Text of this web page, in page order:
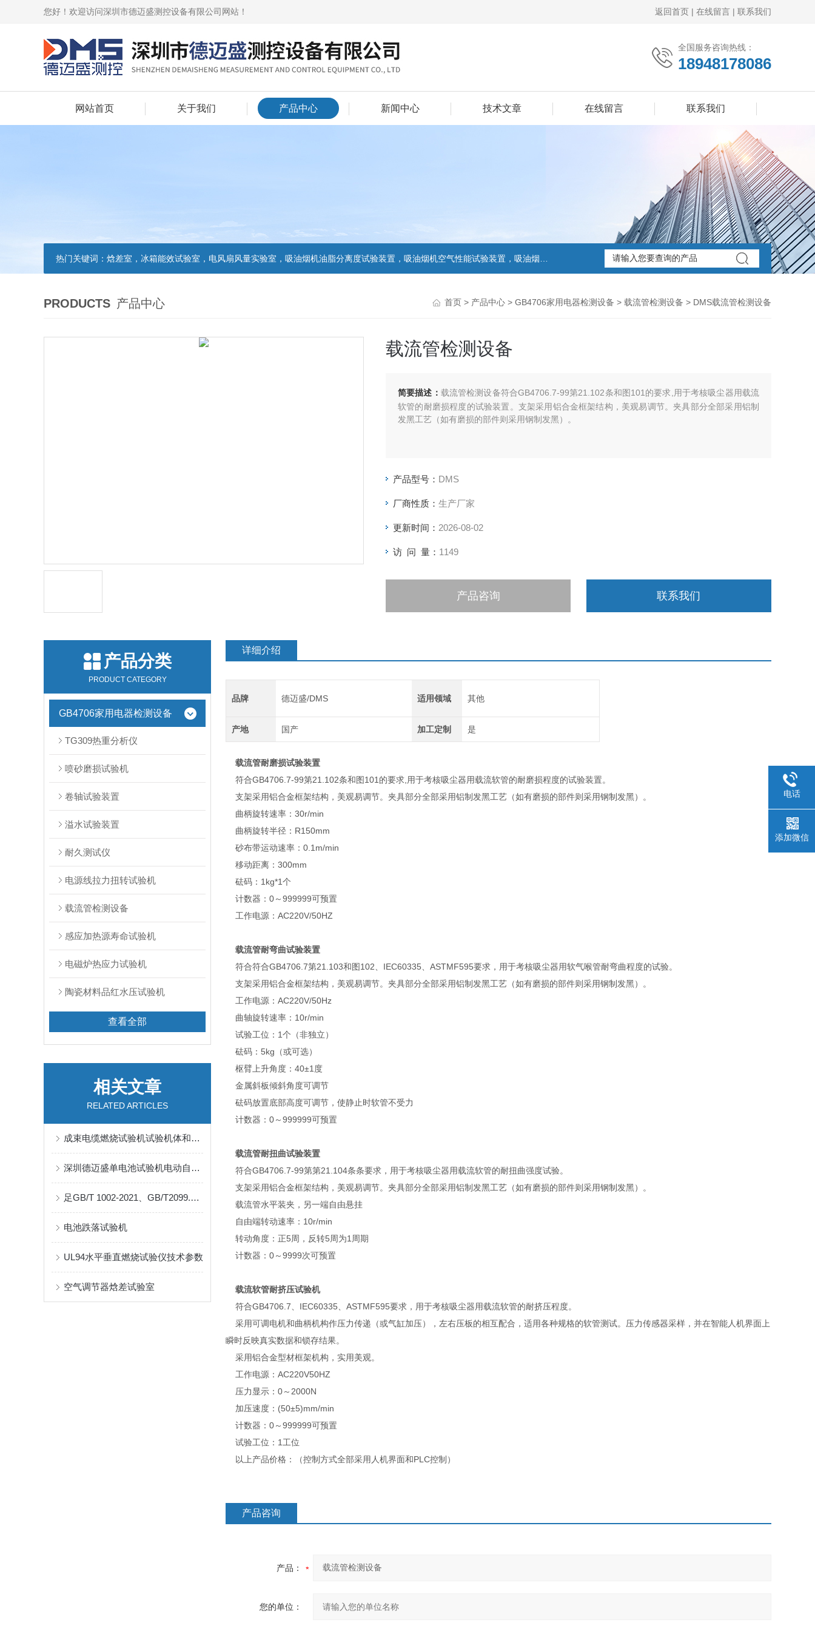
您好！欢迎访问深圳市德迈盛测控设备有限公司网站！ 返回首页 | 在线留言 | 联系我们
全国服务咨询热线：
18948178086
网站首页 关于我们 产品中心 新闻中心 技术文章 在线留言 联系我们
热门关键词： 焓差室，冰箱能效试验室，电风扇风量实验室，吸油烟机油脂分离度试验装置，吸油烟机空气性能试验装置，吸油烟机气味降低度试验装置，电池挤压试验机，电池短路试验机,电池重物冲击试验机,电池自由跌落试验机,电池燃烧试验机,电池洗涤试验机,电池挤压试验机
PRODUCTS 产品中心 首页 > 产品中心 > GB4706家用电器检测设备 > 载流管检测设备 > DMS载流管检测设备
载流管检测设备
简要描述： 载流管检测设备符合GB4706.7-99第21.102条和图101的要求,用于考核吸尘器用载流
软管的耐磨损程度的试验装置。支架采用铝合金框架结构，美观易调节。夹具部分全部采用铝制
发黑工艺（如有磨损的部件则采用钢制发黑）。
产品型号： DMS
厂商性质： 生产厂家
更新时间： 2026-08-02
访 问 量： 1149
产品咨询 联系我们
产品分类
PRODUCT CATEGORY
GB4706家用电器检测设备
TG309热重分析仪
喷砂磨损试验机
卷轴试验装置
溢水试验装置
耐久测试仪
电源线拉力扭转试验机
载流管检测设备
感应加热源寿命试验机
电磁炉热应力试验机
陶瓷材料品红水压试验机
查看全部
相关文章
RELATED ARTICLES
成束电缆燃烧试验机试验机体和特点介绍
深圳德迈盛单电池试验机电动自行车用锂离子蓄电池技术规范
足GB/T 1002-2021、GB/T2099.1-2021等标准中的相关要求
电池跌落试验机
UL94水平垂直燃烧试验仪技术参数
空气调节器焓差试验室
详细介绍
品牌 德迈盛/DMS 适用领域 其他
产地 国产 加工定制 是
载流管耐磨损试验装置
符合GB4706.7-99第21.102条和图101的要求,用于考核吸尘器用载流软管的耐磨损程度的试验装置。
支架采用铝合金框架结构，美观易调节。夹具部分全部采用铝制发黑工艺（如有磨损的部件则采用钢制发黑）。
曲柄旋转速率：30r/min
曲柄旋转半径：R150mm
砂布带运动速率：0.1m/min
移动距离：300mm
砝码：1kg*1个
计数器：0～999999可预置
工作电源：AC220V/50HZ
载流管耐弯曲试验装置
符合符合GB4706.7第21.103和图102、IEC60335、ASTMF595要求，用于考核吸尘器用软气喉管耐弯曲程度的试验。
支架采用铝合金框架结构，美观易调节。夹具部分全部采用铝制发黑工艺（如有磨损的部件则采用钢制发黑）。
工作电源：AC220V/50Hz
曲轴旋转速率：10r/min
试验工位：1个（非独立）
砝码：5kg（或可选）
枢臂上升角度：40±1度
金属斜板倾斜角度可调节
砝码放置底部高度可调节，使静止时软管不受力
计数器：0～999999可预置
载流管耐扭曲试验装置
符合GB4706.7-99第第21.104条条要求，用于考核吸尘器用载流软管的耐扭曲强度试验。
支架采用铝合金框架结构，美观易调节。夹具部分全部采用铝制发黑工艺（如有磨损的部件则采用钢制发黑）。
载流管水平装夹，另一端自由悬挂
自由端转动速率：10r/min
转动角度：正5周，反转5周为1周期
计数器：0～9999次可预置
载流软管耐挤压试验机
符合GB4706.7、IEC60335、ASTMF595要求，用于考核吸尘器用载流软管的耐挤压程度。
采用可调电机和曲柄机构作压力传递（或气缸加压），左右压板的相互配合，适用各种规格的软管测试。压力传感器采样，并在智能人机界面上
瞬时反映真实数据和锁存结果。
采用铝合金型材框架机构，实用美观。
工作电源：AC220V50HZ
压力显示：0～2000N
加压速度：(50±5)mm/min
计数器：0～999999可预置
试验工位：1工位
以上产品价格：（控制方式全部采用人机界面和PLC控制）
产品咨询
产品：
您的单位：
电话
添加微信